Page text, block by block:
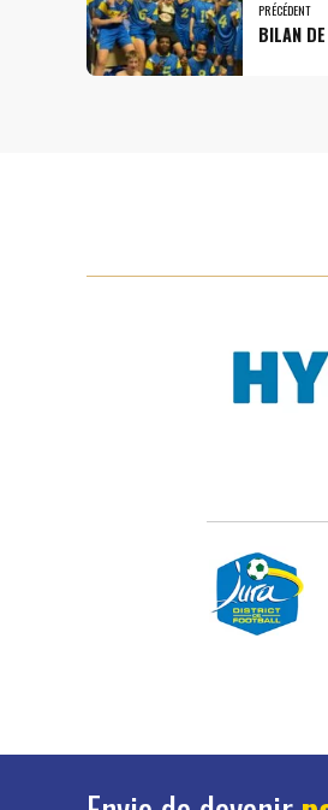
PRÉCÉDENT
BILAN